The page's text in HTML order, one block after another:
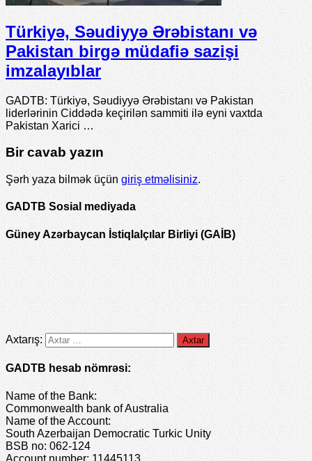
Türkiyə, Səudiyyə Ərəbistanı və
Pakistan birgə müdafiə sazişi
imzalayıblar
GADTB: Türkiyə, Səudiyyə Ərəbistanı və Pakistan
liderlərinin Ciddədə keçirilən sammiti ilə eyni vaxtda
Pakistan Xarici …
Bir cavab yazın
Şərh yaza bilmək üçün giriş etməlisiniz.
GADTB Sosial mediyada
Güney Azərbaycan İstiqlalçılar Birliyi (GAİB)
Axtarış:
GADTB hesab nömrəsi:
Name of the Bank:
Commonwealth bank of Australia
Name of the Account:
South Azerbaijan Democratic Turkic Unity
BSB no: 062-124
Account number: 11445113